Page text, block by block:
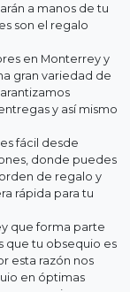
a manos de tu
son el regalo
en Monterrey y
gran variedad de
y así mismo
fácil desde
donde puedes
de regalo y
rápida para tu
que forma parte
que tu obsequio es
esta razón nos
en óptimas